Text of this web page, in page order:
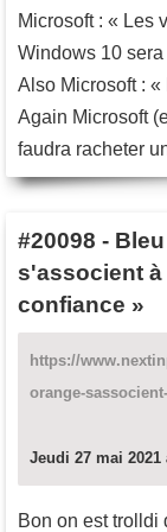
Microsoft : « Les
Windows 10
Also Microsoft :
Again Microsoft
faudra racheter
#20098 -
s'associent
confiance »
https://
orange-
Jeudi 27 mai 2021
Bon on est trolldi